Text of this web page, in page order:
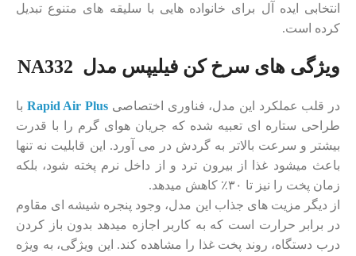
انتخابی ایده‌ آل برای خانواده ‌هایی با سلیقه‌ های متنوع تبدیل
کرده است.
ویژگی های سرخ کن فیلیپس مدل NA332
در قلب عملکرد این مدل، فناوری اختصاصی Rapid Air Plus با
طراحی ستاره‌ ای تعبیه شده که جریان هوای گرم را با قدرت
بیشتر و سرعت بالاتر به گردش در می‌ آورد. این قابلیت نه ‌تنها
باعث میشود غذا از بیرون ترد و از داخل نرم پخته شود، بلکه
زمان پخت را نیز تا ۳۰٪ کاهش میدهد.
از دیگر مزیت ‌های جذاب این مدل، وجود پنجره شیشه‌ ای مقاوم
در برابر حرارت است که به کاربر اجازه میدهد بدون باز کردن
درب دستگاه، روند پخت غذا را مشاهده کند. این ویژگی، به‌ ویژه